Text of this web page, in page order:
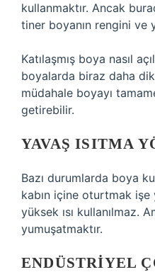
kullanmaktır. Ancak
tiner boyanın rengini ve
Katılaşmış boya nasıl
boyalarda biraz daha
müdahale boyayı
getirebilir.
YAVAŞ ISITMA
Bazı durumlarda boya
kabın içine oturtmak
yüksek ısı kullanılmaz.
yumuşatmaktır.
ENDÜSTRIYEL